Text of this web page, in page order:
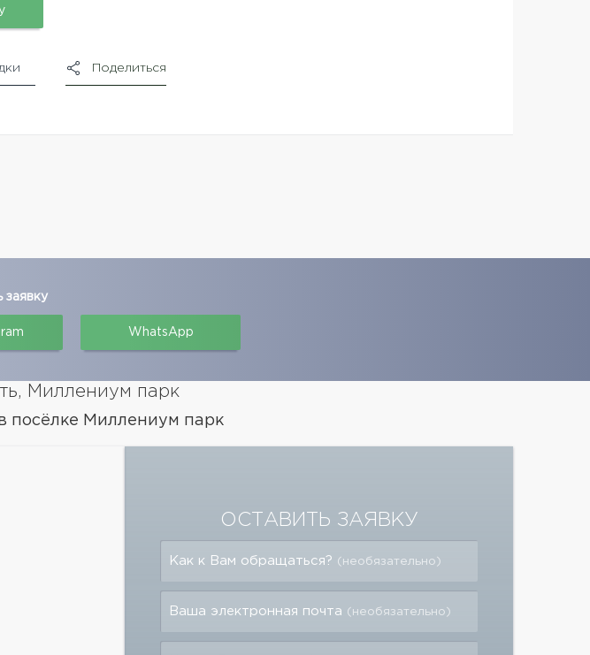
Поделиться
заявку
WhatsApp
Миллениум парк
посёлке Миллениум парк
ОСТАВИТЬ ЗАЯВКУ
Как к Вам обращаться? (необязательно)
Ваша электронная почта (необязательно)